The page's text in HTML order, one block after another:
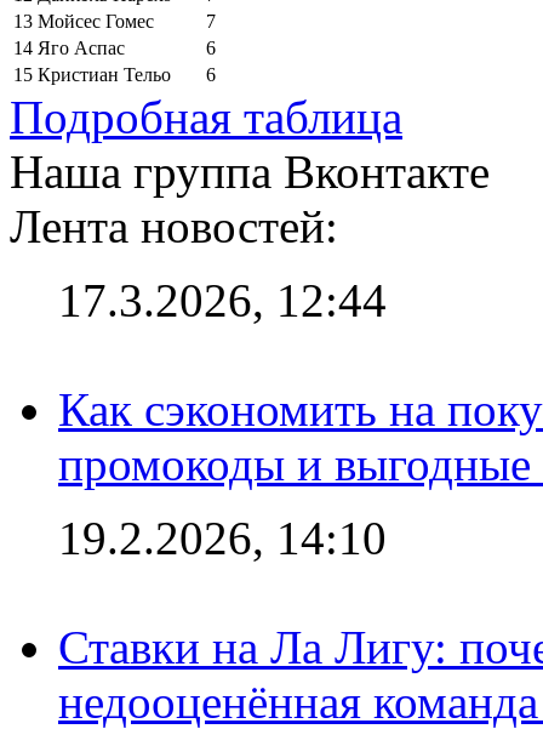
13 Мойсес Гомес
7
14 Яго Аспас
6
15 Кристиан Тельо 6
Подробная таблица
Наша группа Вконтакте
Лента новостей:
17.3.2026, 12:44
Как сэкономить на
промокоды и выгодные
19.2.2026, 14:10
Ставки на Ла Лигу:
недооценённая